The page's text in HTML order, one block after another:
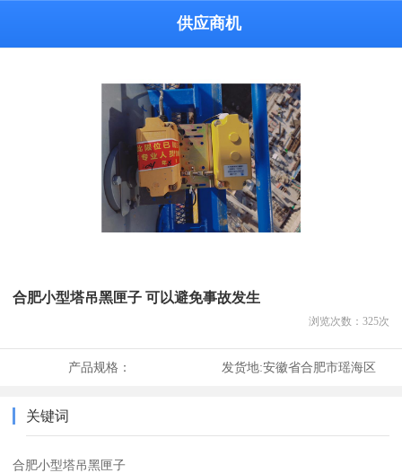
供应商机
合肥小型塔吊黑匣子 可以避免事故发生
浏览次数： 325次
产品规格： 发货地:安徽省合肥市瑶海区
关键词
合肥小型塔吊黑匣子